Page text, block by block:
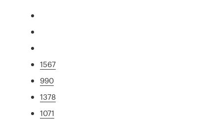
1567
990
1378
1071